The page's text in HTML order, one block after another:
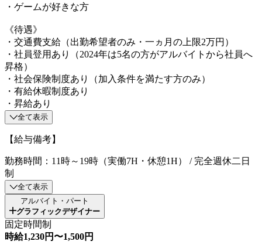
・ゲームが好きな方
《待遇》
・交通費支給（出勤希望者のみ・一ヵ月の上限2万円）
・社員登用あり（2024年は5名の方がアルバイトから社員へ
昇格）
・社会保険制度あり（加入条件を満たす方のみ）
・有給休暇制度あり
・昇給あり
全て表示
【給与備考】
勤務時間：11時～19時（実働7H・休憩1H） / 完全週休二日
制
全て表示
アルバイト・パート
グラフィックデザイナー
固定時間制
時給1,230円〜1,500円